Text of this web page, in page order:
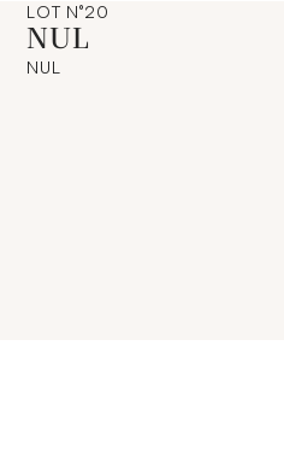
LOT N°20
NUL
NUL